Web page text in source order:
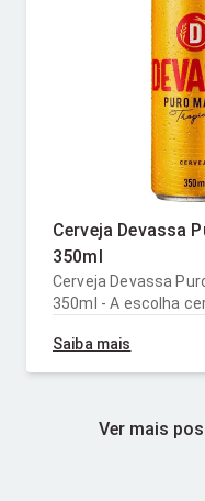
Cerveja Devassa
350ml
Cerveja Devassa
350ml - A escolha
Aprecie com
consumo proibidos
Saiba mais
Ver mais